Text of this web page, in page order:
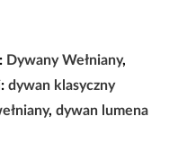
Dywany Wełniany,
dywan klasyczny
, dywan lumena